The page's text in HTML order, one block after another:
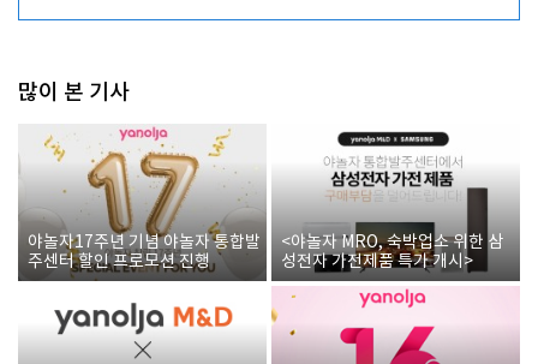
많이 본 기사
야놀자17주년 기념 야놀자 통합발
주센터 할인 프로모션 진행
<야놀자 MRO, 숙박업소 위한 삼
성전자 가전제품 특가 개시>